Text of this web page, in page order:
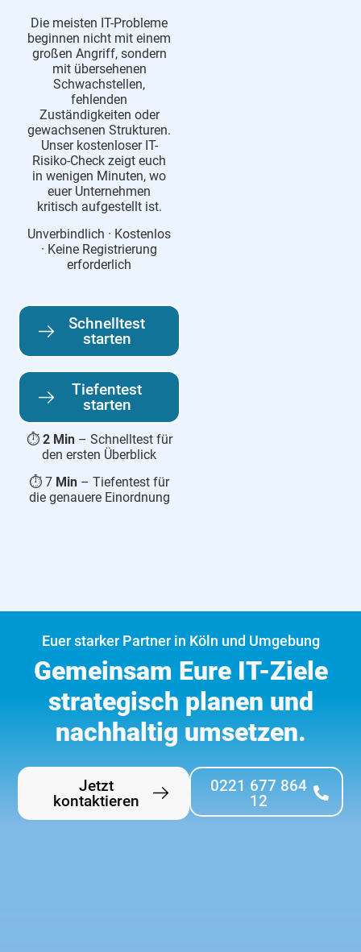
Die meisten IT-Probleme
beginnen nicht mit einem
großen Angriff, sondern
mit übersehenen
Schwachstellen,
fehlenden
Zuständigkeiten oder
gewachsenen Strukturen.
Unser kostenloser IT-
Risiko-Check zeigt euch
in wenigen Minuten, wo
euer Unternehmen
kritisch aufgestellt ist.
Unverbindlich · Kostenlos
· Keine Registrierung
erforderlich
Schnelltest
starten
Tiefentest
starten
⏱ 2 Min– Schnelltest für
den ersten Überblick
⏱ 7 Min – Tiefentest für
die genauere Einordnung
Euer starker Partner in Köln und Umgebung
Gemeinsam Eure IT-Ziele
strategisch planen und
nachhaltig umsetzen.
Jetzt
kontaktieren
0221 677 864
12